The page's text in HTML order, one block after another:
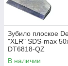
Зубило плоское
"XLR" SDS-max
DT6818-QZ
В наличии